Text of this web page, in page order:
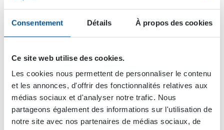
Consentement Détails À propos des cookies
Ce site web utilise des cookies.
Les cookies nous permettent de personnaliser le contenu
et les annonces, d'offrir des fonctionnalités relatives aux
médias sociaux et d'analyser notre trafic. Nous
partageons également des informations sur l'utilisation de
notre site avec nos partenaires de médias sociaux, de
construction ils sont utilisés pour laver les voies
de communication en direction et provenance
des chantiers lorsque ceux-ci sont terminés ou en
qu’une route salie doit être lavée en fin de
le facture. Il est donc meilleur marché d’acquérir
un KPL et d’assurer le lavage soi même dit il en
riant.